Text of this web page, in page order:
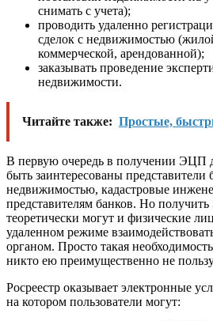
снимать с учета);
проводить удаленно
сделок с недвижимостью
коммерческой, арендованной);
заказывать проведение
недвижимости.
Читайте также: Простые,
В первую очередь в получении ЭЦП
быть заинтересованы представители
недвижимостью, кадастровые
представителям банков. Но
теоретически могут и физические
удаленном режиме
органом. Просто такая
никто ею преимущественно не
Росреестр оказывает электронные
на котором пользователи могут: